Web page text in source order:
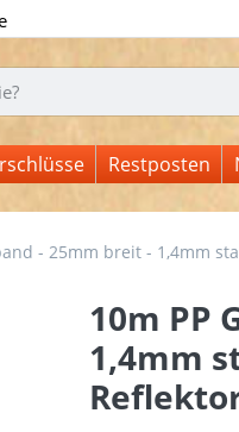
ein. Während Sie
Restposten
- 25mm breit - 1,4mm
10m PP
1,4mm